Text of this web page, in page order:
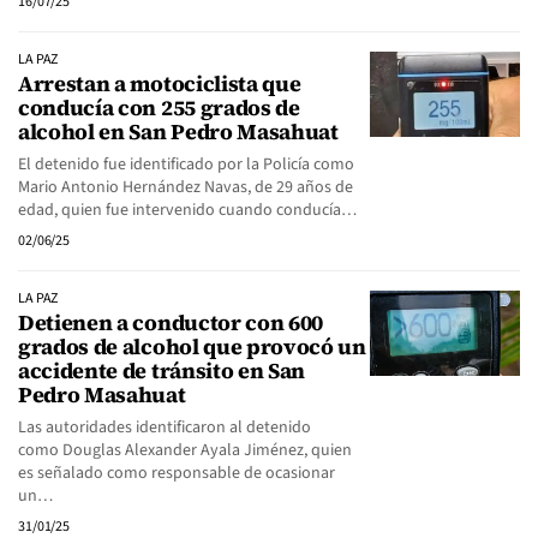
LA PAZ
Arrestan a motociclista que
conducía con 255 grados de
alcohol en San Pedro Masahuat
El detenido fue identificado por la Policía como
Mario Antonio Hernández Navas, de 29 años de
edad, quien fue intervenido cuando conducía…
02/06/25
LA PAZ
Detienen a conductor con 600
grados de alcohol que provocó un
accidente de tránsito en San
Pedro Masahuat
Las autoridades identificaron al detenido
como Douglas Alexander Ayala Jiménez, quien
es señalado como responsable de ocasionar
un…
31/01/25